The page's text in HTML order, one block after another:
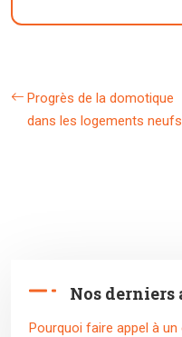
Progrès de la domotique
dans les logements neufs
Nos
Pourquoi faire appel à